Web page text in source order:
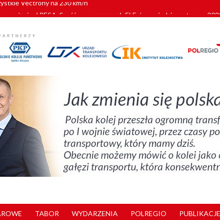
pociągi od PESA. Sześć nowoczesnych ELF-ów wyjedzie na tory w
alkoholu i wjeżdżają na tory
Vectrony na 230 km/h
TABOR WYDARZENIA POLREGIO